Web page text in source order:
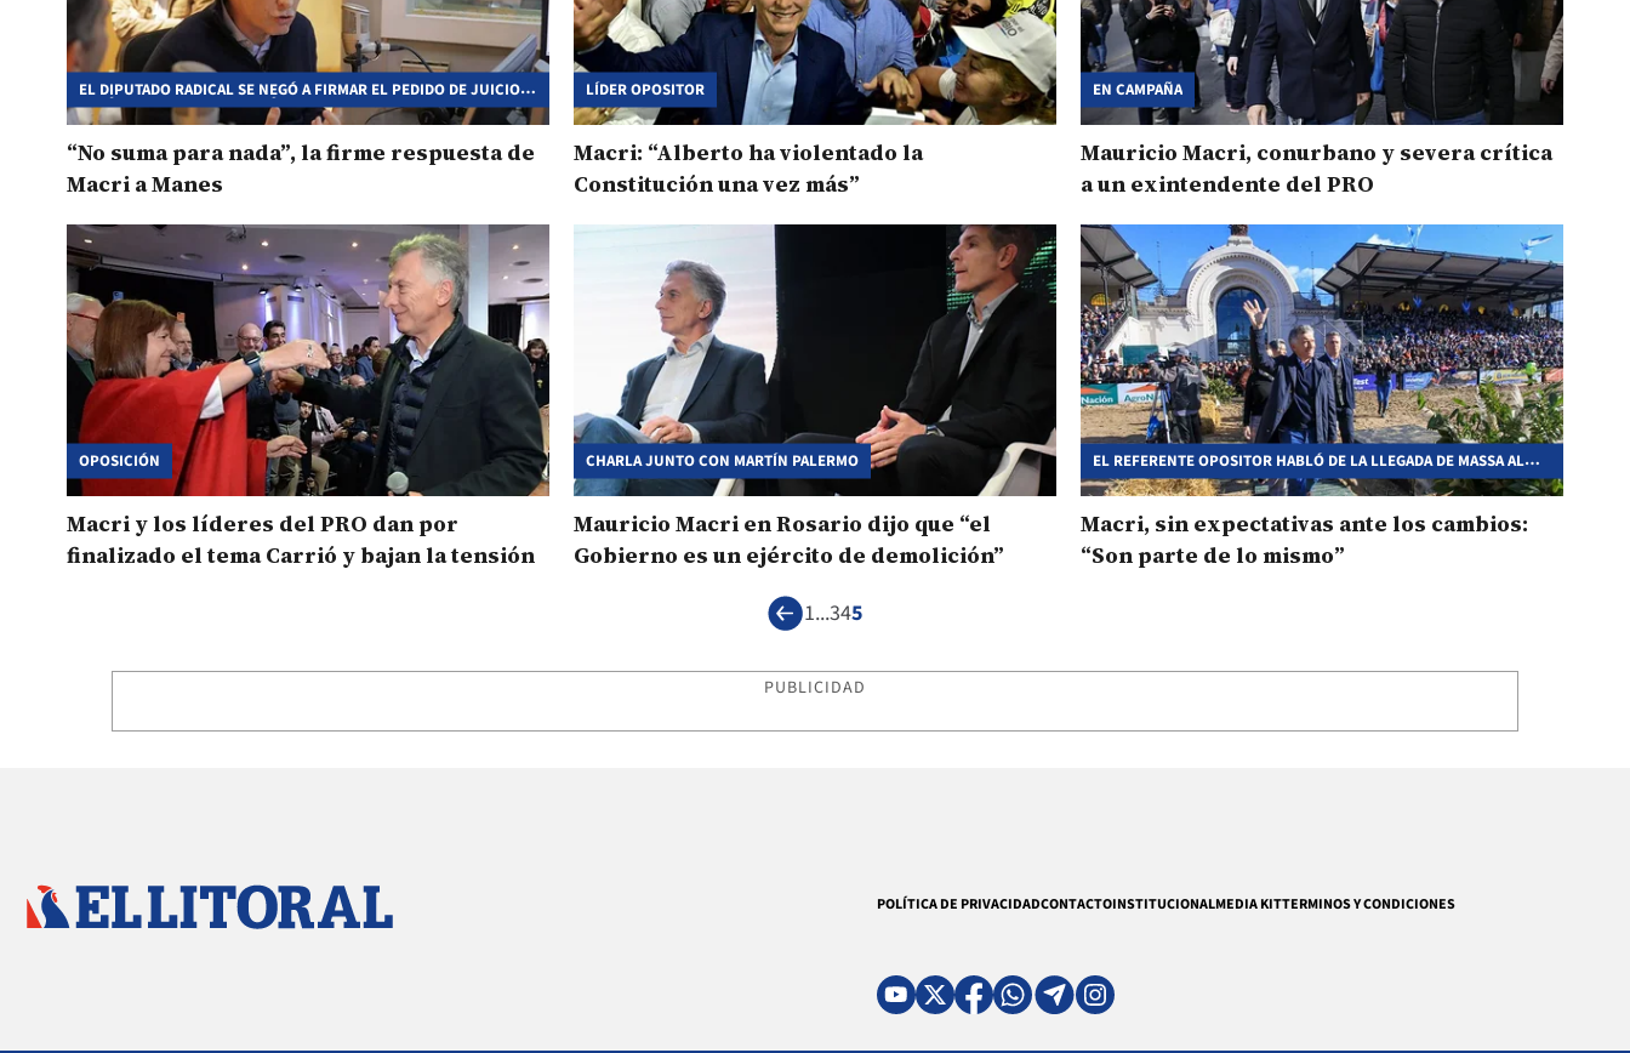
EL DIPUTADO RADICAL SE NEGÓ A FIRMAR EL PEDIDO DE JUICIO
POLÍTICO A ALBERTO FERNÁNDEZ
“No suma para nada”, la firme respuesta de
Macri a Manes
LÍDER OPOSITOR
Macri: “Alberto ha violentado la
Constitución una vez más”
EN CAMPAÑA
Mauricio Macri, conurbano y severa crítica
a un exintendente del PRO
OPOSICIÓN
Macri y los líderes del PRO dan por
finalizado el tema Carrió y bajan la tensión
CHARLA JUNTO CON MARTÍN PALERMO
Mauricio Macri en Rosario dijo que “el
Gobierno es un ejército de demolición”
EL REFERENTE OPOSITOR HABLÓ DE LA LLEGADA DE MASSA AL
GABINETE
Macri, sin expectativas ante los cambios:
“Son parte de lo mismo”
1...345
PUBLICIDAD
POLÍTICA DE PRIVACIDADCONTACTOINSTITUCIONALMEDIA KITTERMINOS Y CONDICIONES